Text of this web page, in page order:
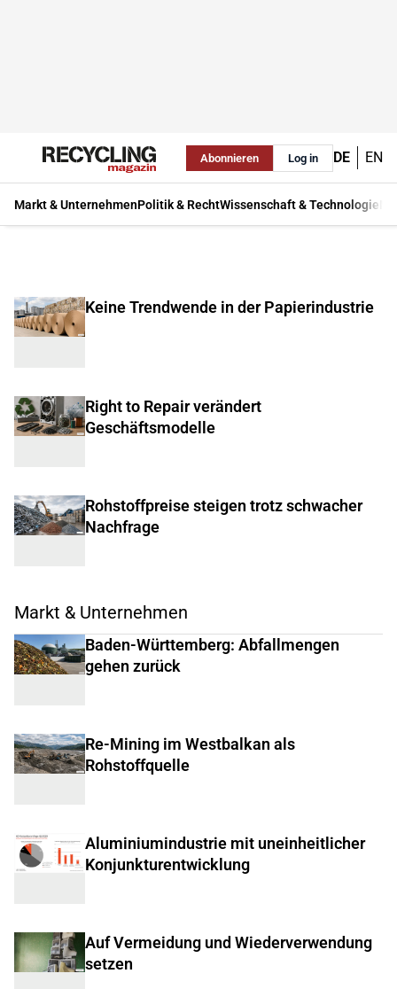
Abonnieren Log in DE EN
Markt & UnternehmenPolitik & RechtWissenschaft & Technologie
Keine Trendwende in der Papierindustrie
Right to Repair verändert
Geschäftsmodelle
Rohstoffpreise steigen trotz schwacher
Nachfrage
Markt & Unternehmen
Baden-Württemberg: Abfallmengen
gehen zurück
Re-Mining im Westbalkan als
Rohstoffquelle
Aluminiumindustrie mit uneinheitlicher
Konjunkturentwicklung
Auf Vermeidung und Wiederverwendung
setzen